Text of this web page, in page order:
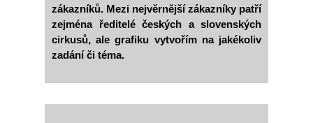
zákazníků. Mezi nejvěrnější zákazníky patří
zejména ředitelé českých a slovenských
cirkusů, ale grafiku vytvořím na jakékoliv
zadání či téma.